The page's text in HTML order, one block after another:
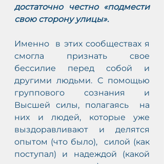
достаточно честно «подмести
свою сторону улицы».
Именно  в этих сообществах я
смогла признать свое
бессилие перед собой и
другими людьми. С помощью
группового сознания и
Высшей силы, полагаясь  на
них и людей, которые уже
выздоравливают и делятся
опытом (что было),  силой (как
поступал) и надеждой (какой